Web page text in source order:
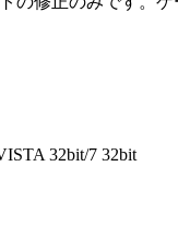
32bit/7 32bit